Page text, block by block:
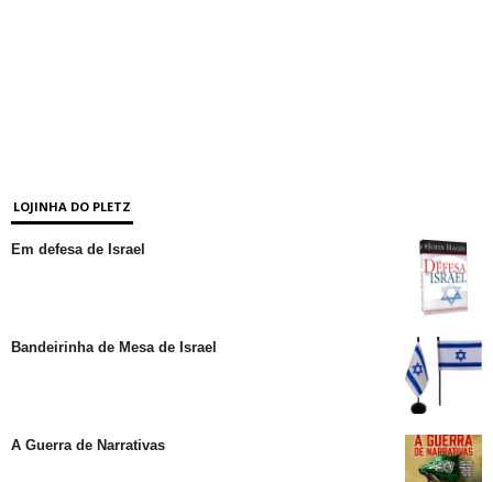
LOJINHA DO PLETZ
Em defesa de Israel
Bandeirinha de Mesa de Israel
A Guerra de Narrativas